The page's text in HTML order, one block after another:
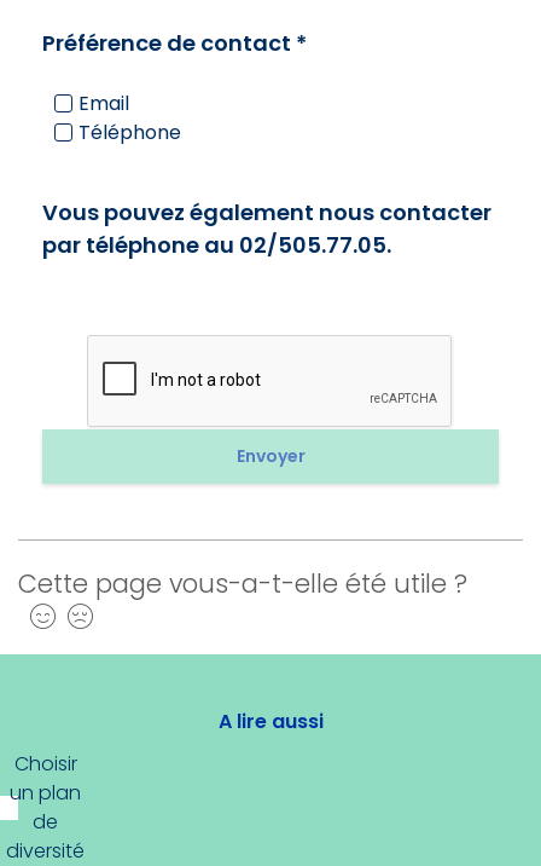
Préférence de contact *
Email
Téléphone
Vous pouvez également nous contacter
par téléphone au 02/505.77.05.
Cette page vous-a-t-elle été utile ?
Oui
A lire aussi
Choisir
un plan
de
diversité